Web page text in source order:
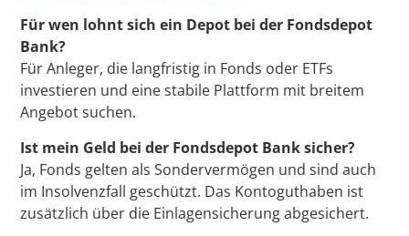
Für wen lohnt sich ein Depot bei der Fondsdepot
Bank?
Für Anleger, die langfristig in Fonds oder ETFs
investieren und eine stabile Plattform mit breitem
Angebot suchen.
Ist mein Geld bei der Fondsdepot Bank sicher?
Ja, Fonds gelten als Sondervermögen und sind auch
im Insolvenzfall geschützt. Das Kontoguthaben ist
zusätzlich über die Einlagensicherung abgesichert.